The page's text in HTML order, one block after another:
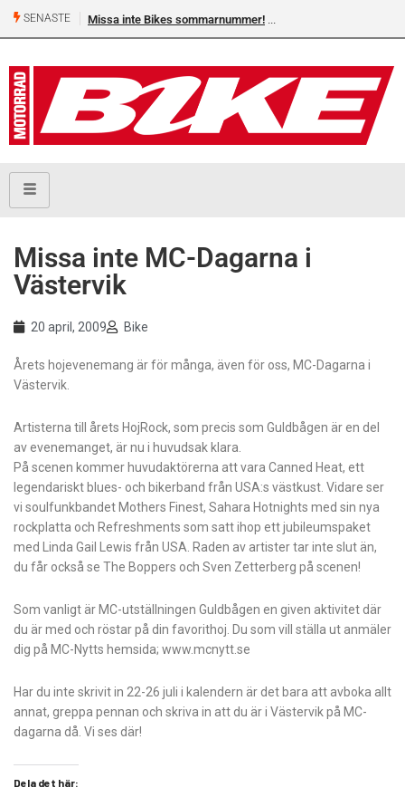
SENASTE Missa inte Bikes sommarnummer!
Missa inte MC-Dagarna i
Västervik
20 april, 2009 Bike
Årets hojevenemang är för många, även för oss, MC-Dagarna i
Västervik.
Artisterna till årets HojRock, som precis som Guldbågen är en del
av evenemanget, är nu i huvudsak klara.
På scenen kommer huvudaktörerna att vara Canned Heat, ett
legendariskt blues- och bikerband från USA:s västkust. Vidare ser
vi soulfunkbandet Mothers Finest, Sahara Hotnights med sin nya
rockplatta och Refreshments som satt ihop ett jubileumspaket
med Linda Gail Lewis från USA. Raden av artister tar inte slut än,
du får också se The Boppers och Sven Zetterberg på scenen!
Som vanligt är MC-utställningen Guld­bågen en given aktivitet där
du är med och röstar på din favorithoj. Du som vill ställa ut anmäler
dig på MC-Nytts hemsida; www.mcnytt.se
Har du inte skrivit in 22-26 juli i kalendern är det bara att avboka allt
annat, greppa pennan och skriva in att du är i Västervik på MC-
dagarna då. Vi ses där!
Dela det här: